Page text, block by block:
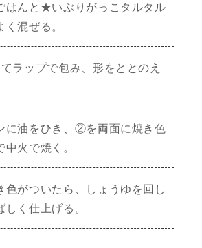
はんと★いぶりがっこタルタル
く混ぜる。
ラップで包み、形をととのえ
に油をひき、②を両面に焼き色
中火で焼く。
色がついたら、しょうゆを回し
しく仕上げる。